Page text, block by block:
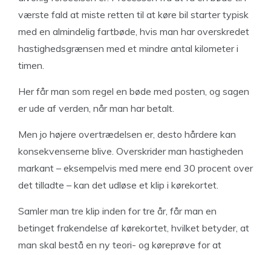
værste fald at miste retten til at køre bil starter typisk
med en almindelig fartbøde, hvis man har overskredet
hastighedsgrænsen med et mindre antal kilometer i
timen.
Her får man som regel en bøde med posten, og sagen
er ude af verden, når man har betalt.
Men jo højere overtrædelsen er, desto hårdere kan
konsekvenserne blive. Overskrider man hastigheden
markant – eksempelvis med mere end 30 procent over
det tilladte – kan det udløse et klip i kørekortet.
Samler man tre klip inden for tre år, får man en
betinget frakendelse af kørekortet, hvilket betyder, at
man skal bestå en ny teori- og køreprøve for at